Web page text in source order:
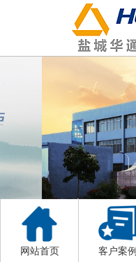
网站首页 客户案例